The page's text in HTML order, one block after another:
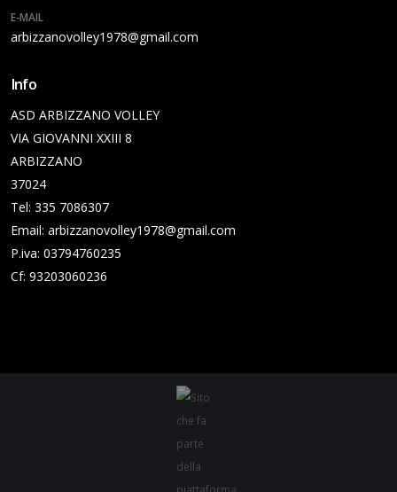
E-MAIL
arbizzanovolley1978@gmail.com
Info
ASD ARBIZZANO VOLLEY
VIA GIOVANNI XXIII 8
ARBIZZANO
37024
Tel: 335 7086307
Email: arbizzanovolley1978@gmail.com
P.iva: 03794760235
Cf: 93203060236